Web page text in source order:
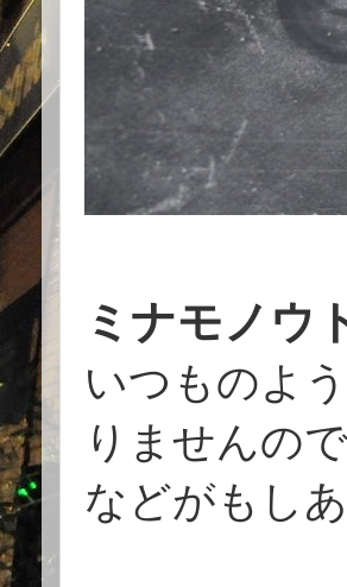
ミナモノウ
いつものよ
りませんの
などがもし